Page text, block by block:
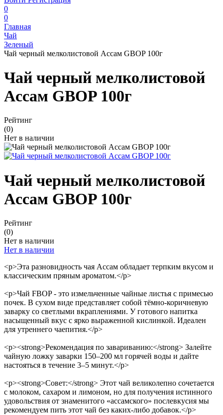
0
0
Главная
Чай
Зеленый
Чай черный мелколистовой Aссам GBOP 100г
Чай черный мелколистовой
Aссам GBOP 100г
Рейтинг
(0)
Нет в наличии
Чай черный мелколистовой
Aссам GBOP 100г
Рейтинг
(0)
Нет в наличии
Нет в наличии
<p>Эта разновидность чая Ассам обладает терпким вкусом и
классическим пряным ароматом.</p>
<p>Чай FBOP - это измельченные чайные листья с примесью
почек. В сухом виде представляет собой тёмно-коричневую
заварку со светлыми вкраплениями. У готового напитка
насыщенный вкус с ярко выраженной кислинкой. Идеален
для утреннего чаепития.</p>
<p><strong>Рекомендация по завариванию:</strong> Залейте
чайную ложку заварки 150–200 мл горячей воды и дайте
настояться в течение 3–5 минут.</p>
<p><strong>Совет:</strong> Этот чай великолепно сочетается
с молоком, сахаром и лимоном, но для получения истинного
удовольствия от знаменитого «ассамского» послевкусия мы
рекомендуем пить этот чай без каких-либо добавок.</p>